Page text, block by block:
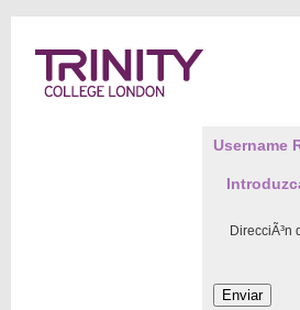
Username
DirecciÃ³n